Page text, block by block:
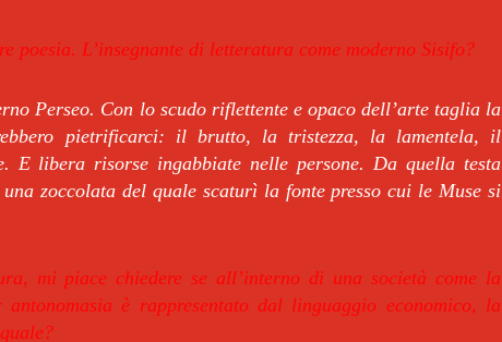
poesia. L’insegnante di letteratura come moderno Sisifo?
Perseo. Con lo scudo riflettente e opaco dell’arte taglia la
pietrificarci: il brutto, la tristezza, la lamentela, il
E libera risorse ingabbiate nelle persone. Da quella testa
zoccolata del quale scaturì la fonte presso cui le Muse si
mi piace chiedere se all’interno di una società come la
è rappresentato dal linguaggio economico, la